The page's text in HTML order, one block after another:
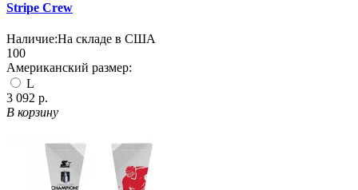
Stripe Crew
Наличие:На складе в США
100
Американский размер:
L
3 092 р.
В корзину